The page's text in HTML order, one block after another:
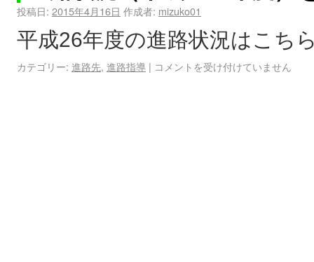
投稿日: 2015年4月16日 作成者: mizuko01
平成26年度の進路状況はこち
カテゴリー: 進路先, 進路指導 | コメントを受け付けていません